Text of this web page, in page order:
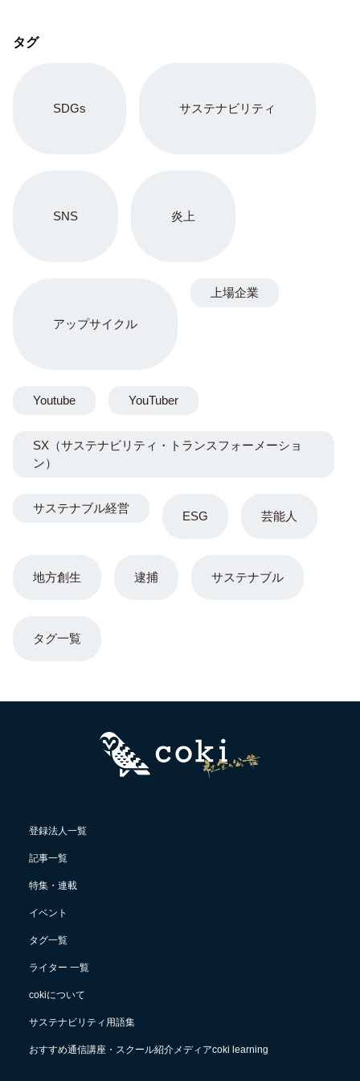
タグ
SDGs サステナビリティ
SNS 炎上
アップサイクル
ESG 芸能人
地方創生 逮捕 サステナブル
上場企業
Youtube YouTuber
SX（サステナビリティ・トランスフォーメーショ
ン）
サステナブル経営
タグ一覧
登録法人一覧
記事一覧
特集・連載
イベント
タグ一覧
ライター 一覧
cokiについて
サステナビリティ用語集
おすすめ通信講座・スクール紹介メディアcoki learning